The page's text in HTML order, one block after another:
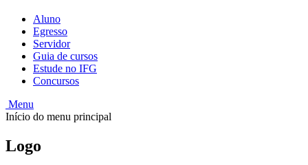
Aluno
Egresso
Servidor
Guia de cursos
Estude no IFG
Concursos
Menu
Início do menu principal
Logo